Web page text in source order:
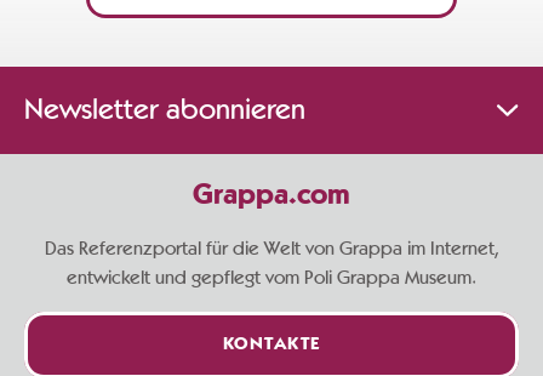
Newsletter abonnieren
Grappa.com
Das Referenzportal für die Welt von Grappa im Internet,
entwickelt und gepflegt vom Poli Grappa Museum.
KONTAKTE